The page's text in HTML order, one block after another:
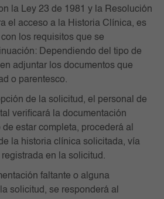
la Ley 23 de 1981 y la Resolución
el acceso a la Historia Clínica, es
los requisitos que se
Dependiendo del tipo de
adjuntar los documentos que
o parentesco.
de la solicitud, el personal de
verificará la documentación
estar completa, procederá al
la historia clínica solicitada, vía
en la solicitud.
faltante o alguna
solicitud, se responderá al